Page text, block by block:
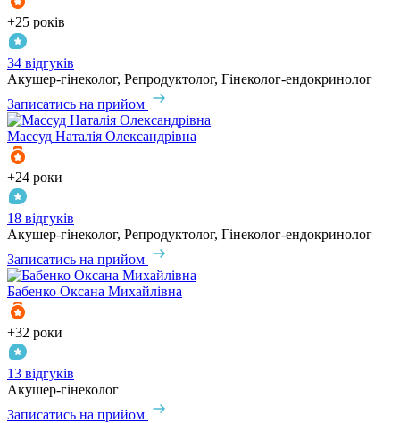
+25 років
34 відгуків
Акушер-гінеколог, Репродуктолог, Гінеколог-ендокринолог
Записатись на прийом
Массуд Наталія Олександрівна
+24 роки
18 відгуків
Акушер-гінеколог, Репродуктолог, Гінеколог-ендокринолог
Записатись на прийом
Бабенко Оксана Михайлівна
+32 роки
13 відгуків
Акушер-гінеколог
Записатись на прийом